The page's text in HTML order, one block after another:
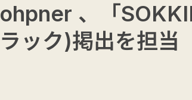
ohpner 、「
ラック)掲出を担当